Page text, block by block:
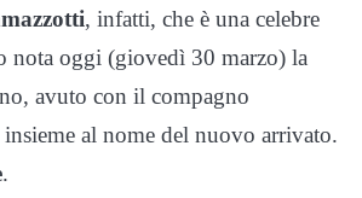
, infatti, che è una celebre
nota oggi (giovedì 30 marzo) la
avuto con il compagno
insieme al nome del nuovo arrivato.
.